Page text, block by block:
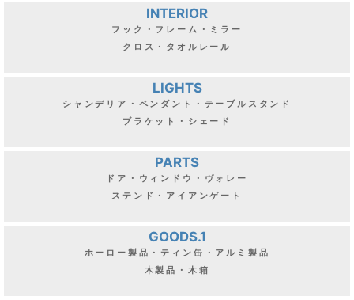
INTERIOR
フック・フレーム・ミラー
クロス・タオルレール
LIGHTS
シャンデリア・ペンダント・テーブルスタンド
ブラケット・シェード
PARTS
ドア・ウィンドウ・ヴォレー
ステンド・アイアンゲート
GOODS.1
ホーロー製品・ティン缶・アルミ製品
木製品・木箱